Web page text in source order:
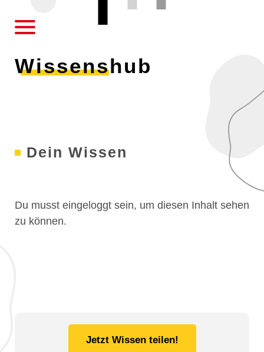
Wissenshub
Dein Wissen
Du musst eingeloggt sein, um diesen Inhalt sehen
zu können.
Jetzt Wissen teilen!